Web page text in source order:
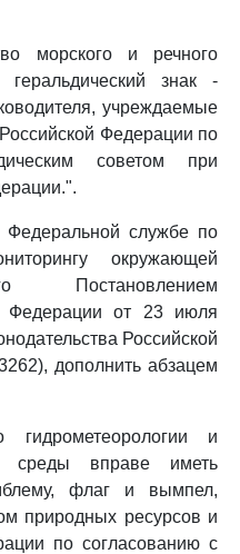
морского и речного
знак -
учреждаемые
Федерации по
советом при
службе по
окружающей
Постановлением
Федерации от 23 июля
Российской
дополнить абзацем
и
среды вправе иметь
флаг и вымпел,
природных ресурсов и
по согласованию с